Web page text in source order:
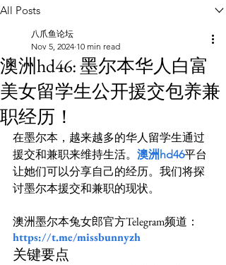
All Posts
澳洲hd46: 墨尔本华人白富
美女留学生公开援交包养兼
职经历！
八爪鱼论坛
Nov 5, 2024 10 min read
在墨尔本，越来越多的华人留学生通过
援交和兼职来维持生活。 澳洲hd46平台
让她们可以分享自己的经历。我们将探
澳洲墨尔本兔女郎官方Telegram频道：
https://t.me/missbunnyzh
关键要点